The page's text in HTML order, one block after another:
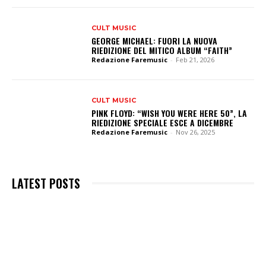
CULT MUSIC
GEORGE MICHAEL: FUORI LA NUOVA
RIEDIZIONE DEL MITICO ALBUM “FAITH”
Redazione Faremusic - Feb 21, 2026
CULT MUSIC
PINK FLOYD: “WISH YOU WERE HERE 50”, LA
RIEDIZIONE SPECIALE ESCE A DICEMBRE
Redazione Faremusic - Nov 26, 2025
LATEST POSTS